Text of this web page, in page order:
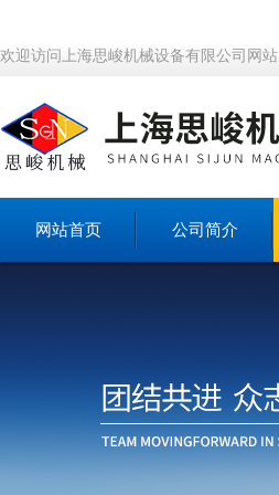
欢迎访问上海思峻机械设备有限公司网站
网站首页 公司简介